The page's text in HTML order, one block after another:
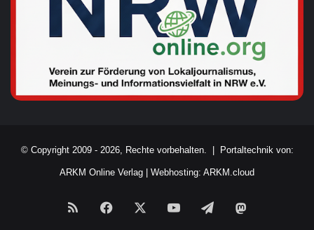
© Copyright 2009 - 2026, Rechte vorbehalten. | Portaltechnik von:
ARKM Online Verlag Webhosting: ARKM.cloud
RSS Facebook YouTubeTelegram